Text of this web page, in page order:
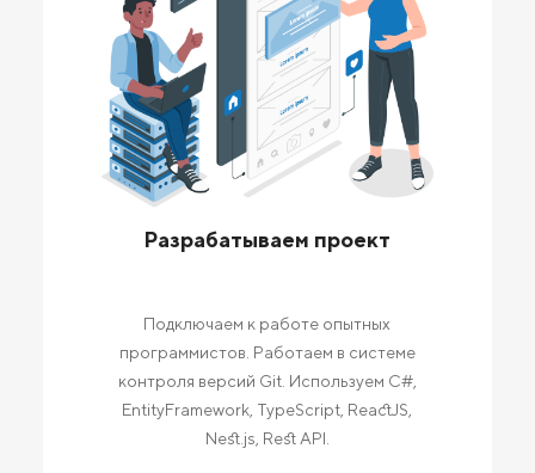
Разрабатываем проект
Подключаем к работе опытных
программистов. Работаем в системе
контроля версий Git. Используем C#,
EntityFramework, TypeScript, ReactJS,
Nest.js, Rest API.